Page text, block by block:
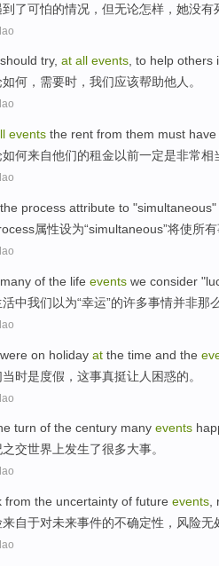
了可怕的情况， 但无论怎样，她没有
should try, at all events, to help others
如何 ， 需要时， 我们应该帮助他人。
events the rent from them must have
如何来自他们的租金以前一定是非常相
the process attribute to "simultaneous"
属性设为“simultaneous”将使所有
many of the life events we consider "
活中我们以为“幸运”的许多事情并非那
were on holiday at the time and the
当时是度假 ， 这事真挺让人困惑的。
turn of the century many events
之交世界上发生了很多大事。
from the uncertainty of future events
来自于对未来事件的不确定性 ，风险无